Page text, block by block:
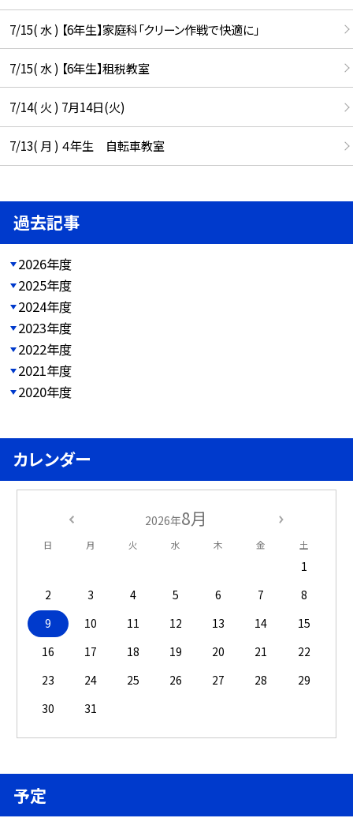
7/15( 水 ) 【6年生】家庭科「クリーン作戦で快適に」
7/15( 水 ) 【6年生】租税教室
7/14( 火 ) 7月14日(火)
7/13( 月 ) ４年生 自転車教室
過去記事
2026年度
2025年度
2024年度
2023年度
2022年度
2021年度
2020年度
カレンダー
2026年8月
日 月 火 水 木 金 土
1
2
3 4 5 6 7
8
9
10 11 12 13 14
15
16
17 18 19 20 21
22
23
24 25 26 27 28
29
30
31
予定